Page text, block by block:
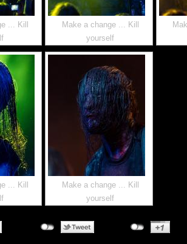
... Kill
Make a change ... Kill
yourself
... Kill
Make a change ... Kill
yourself